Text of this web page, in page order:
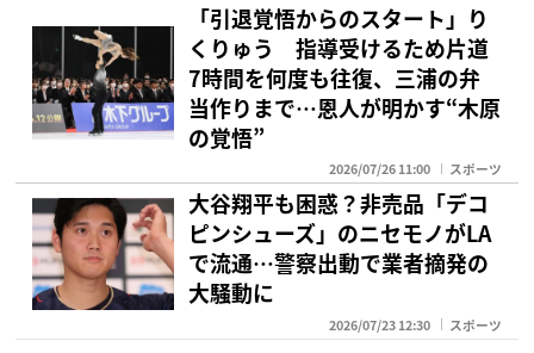
「引退覚悟からのスタート」り
くりゅう 指導受けるため片道
7時間を何度も往復、三浦の弁
当作りまで…恩人が明かす“木原
の覚悟”
2026/07/26 11:00 スポーツ
大谷翔平も困惑？非売品「デコ
ピンシューズ」のニセモノがLA
で流通…警察出動で業者摘発の
大騒動に
2026/07/23 12:30 スポーツ